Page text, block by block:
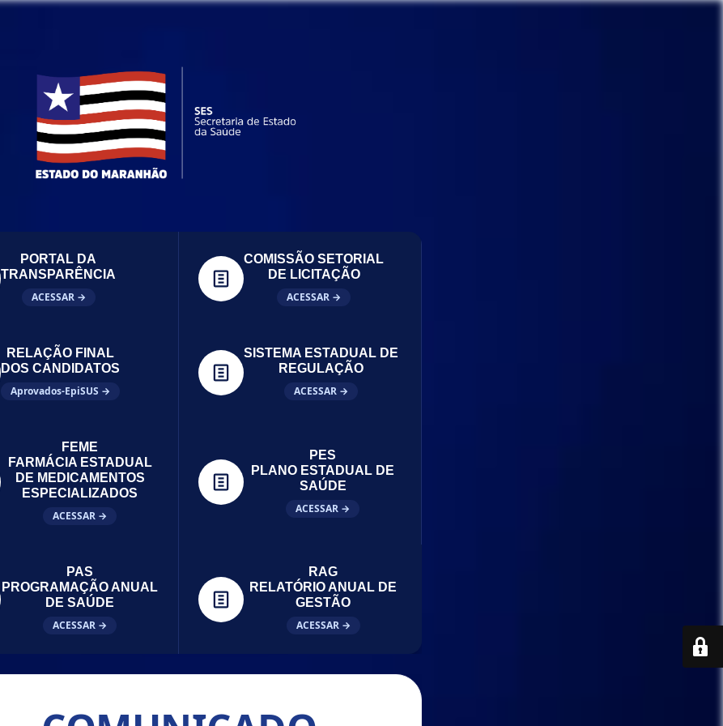
PORTAL DA
TRANSPARÊNCIA
ACESSAR →
COMISSÃO SETORIAL
DE LICITAÇÃO
ACESSAR →
RELAÇÃO FINAL
DOS CANDIDATOS
Aprovados-EpiSUS →
SISTEMA ESTADUAL DE
REGULAÇÃO
ACESSAR →
FEME
FARMÁCIA ESTADUAL
DE MEDICAMENTOS
ESPECIALIZADOS
ACESSAR →
PES
PLANO ESTADUAL DE
SAÚDE
ACESSAR →
PAS
PROGRAMAÇÃO ANUAL
DE SAÚDE
ACESSAR →
RAG
RELATÓRIO ANUAL DE
GESTÃO
ACESSAR →